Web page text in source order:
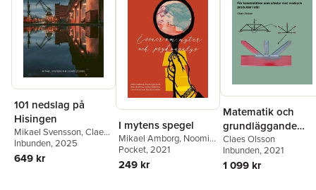
101 nedslag på
Hisingen
Mikael Svensson,Claes
Olsson
Inbunden, 2025
649 kr
I mytens spegel
Mikael Amborg, Noomi
Kallerdahl,Beata
Kjellberg
Kjällström
Pocket, 2021
249 kr
Matematik och
grundläggande
: för konstruktörer
som arbetar med
Claes Olsson
Inbunden, 2021
1 099 kr